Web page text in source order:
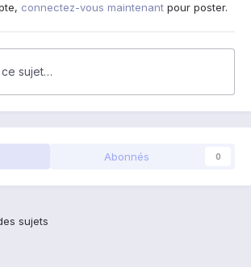
connectez-vous maintenant pour poster.
sujet…
Abonnés 0
sujets